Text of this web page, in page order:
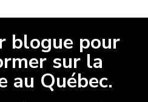
blogue pour
sur la
au Québec.